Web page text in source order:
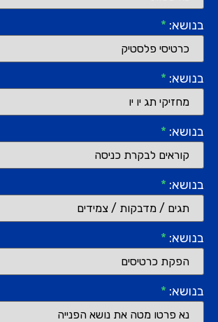
בנושא: *
בנושא: *
בנושא: *
בנושא: *
בנושא: *
בנושא: *